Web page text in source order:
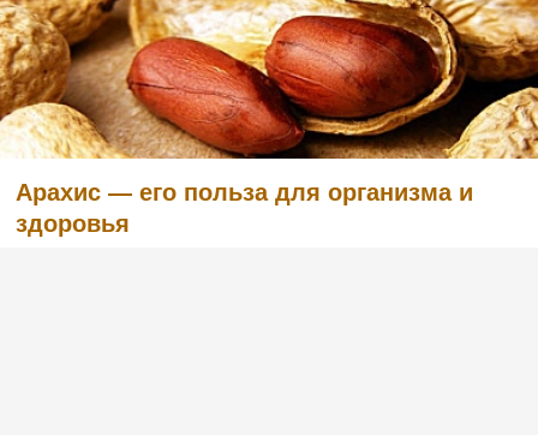
Арахис — его польза для организма и
здоровья